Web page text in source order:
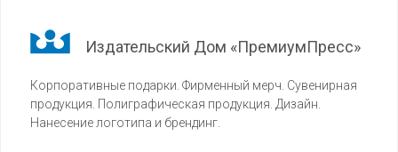
Издательский Дом «ПремиумПресс»
Корпоративные подарки. Фирменный мерч. Сувенирная
продукция. Полиграфическая продукция. Дизайн.
Нанесение логотипа и брендинг.